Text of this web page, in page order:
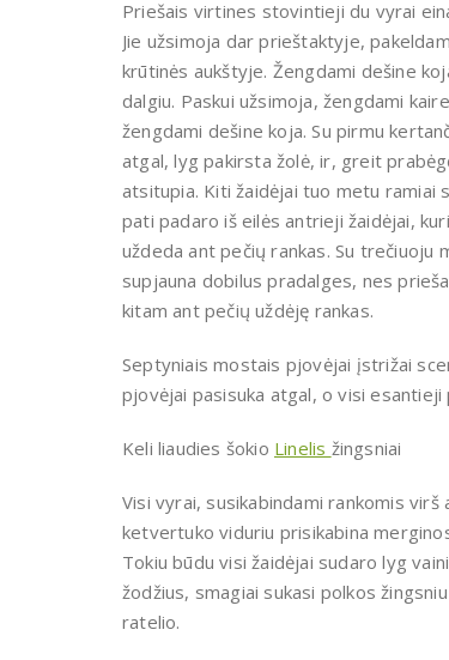
Priešais virtines stovintieji du vyrai
Jie užsimoja dar prieštaktyje,
krūtinės aukštyje. Žengdami dešine
dalgiu. Paskui užsimoja, žengdami
žengdami dešine koja. Su pirmu
atgal, lyg pakirsta žolė, ir, greit
atsitupia. Kiti žaidėjai tuo metu ramiai
pati padaro iš eilės antrieji žaidėjai,
uždeda ant pečių rankas. Su
supjauna dobilus pradalges, nes
kitam ant pečių uždėję rankas.
Septyniais mostais pjovėjai įstrižai
pjovėjai pasisuka atgal, o visi
Keli liaudies šokio Linelis žingsniai
Visi vyrai, susikabindami rankomis
ketvertuko viduriu prisikabina
Tokiu būdu visi žaidėjai sudaro lyg
žodžius, smagiai sukasi polkos
ratelio.